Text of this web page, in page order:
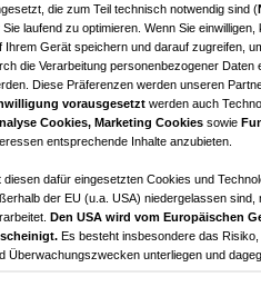
die zum Teil technisch notwendig sind (
Sie laufend zu optimieren. Wenn Sie
Ihrem Gerät speichern und darauf zugreifen,
die Verarbeitung personenbezogener
Diese Präferenzen werden unseren
vorausgesetzt werden auch
Cookies, Marketing Cookies sowie
entsprechende Inhalte anzubieten.
diesen dafür eingesetzten Cookies und
der EU (u.a. USA) niedergelassen
Den USA wird vom Europäischen
Es besteht insbesondere das
Überwachungszwecken unterliegen und